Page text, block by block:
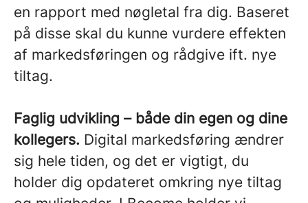
en rapport med nøgletal fra dig. Baseret
på disse skal du kunne vurdere effekten
af markedsføringen og rådgive ift. nye
tiltag.
Faglig udvikling – både din egen og dine
kollegers. Digital markedsføring ændrer
sig hele tiden, og det er vigtigt, du
holder dig opdateret omkring nye tiltag